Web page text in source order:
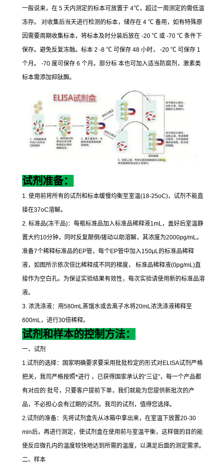
一般说来，在 5 天内测定的标本可放置于 4℃，超过一周测定的需低温
冻存。
对收集后当天进行检测的标本，储存在 4 ℃ 备用，如有特殊原
因需要周期收集标本，将标本及时分装后放在 -20 ℃ 或 -70 ℃ 条件下
保存。避免反复冻融。标本 2 -8 ℃ 可保存 48 小时， -20 ℃ 可保存 1
个月。
-70 度可保存 6 个月。部分标 本也可加入适当防腐剂，激素类
标本需添加抑肽酶。
试剂准备：
1. 使用前将所有的试剂和标本缓慢均衡至室温(18-25oC)，试剂不能直
接在37oC溶解。
2. 标准品(冻干品)：每瓶标准品加入标准品稀释液1mL，盖好后室温静
置大约10分钟，同时反复颠倒/搓动以助溶解，其浓度为2000pg/mL。
准备7个稀释标准品的EP管，每个EP管中加入150μL的标准品稀释
液，如图所示依次倍比稀释成不同的梯度，
标准品稀释液(0pg/mL)直
接作为空白孔。为保证实验结果有效性，每次实验请使用新的标准品溶
液。
3. 浓洗涤液：用580mL蒸馏水或去离子水将20mL浓洗涤液稀释至
600mL，进行30倍稀释。
试剂和样本的控制方法：
一、试剂
1.试剂的选择：国家明确要求要采用批批检定的形式对ELISA试剂严格
把关，我司严格按照*进行 ，已获得国家承认的“三证”，每一个产品都
有对应的 批号，只要客户提前下单，我们就能为您提供新批次的产
品，不必担心会有过期的试剂。我司的试剂，值得您选择。
2.试剂的准备：先将试剂盒先从冰箱中拿出来，在室温下放置20-30
min后，再进行测定，使试剂盒在使用前与室温平衡，这样做的目的能
使反应微孔内的温度较快地达到所需的温度，以满足后面的测定需求。
二、样本